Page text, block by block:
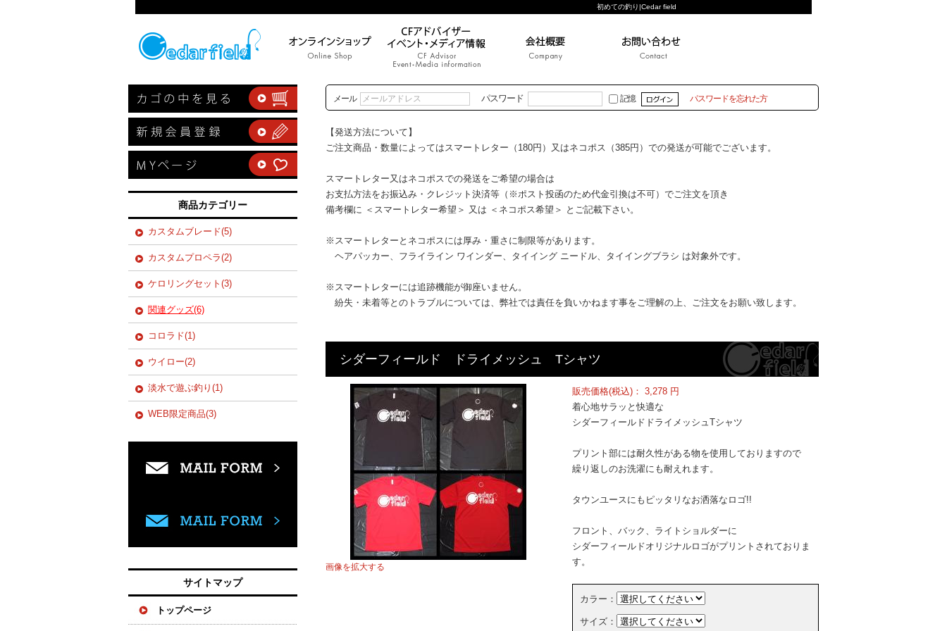
初めての釣り|Cedar field
商品カテゴリー
カスタムブレード(5)
カスタムプロペラ(2)
ケロリングセット(3)
関連グッズ(6)
コロラド(1)
ウイロー(2)
淡水で遊ぶ釣り(1)
WEB限定商品(3)
サイトマップ
トップページ
メール パスワード 記憶 パスワードを忘れた方
【発送方法について】
ご注文商品・数量によってはスマートレター（180円）又はネコポス（385円）での発送が可能でございます。
スマートレター又はネコポスでの発送をご希望の場合は
お支払方法をお振込み・クレジット決済等（※ポスト投函のため代金引換は不可）でご注文を頂き
備考欄に ＜スマートレター希望＞ 又は ＜ネコポス希望＞ とご記載下さい。
※スマートレターとネコポスには厚み・重さに制限等があります。
ヘアパッカー、フライライン ワインダー、タイイング ニードル、タイイングブラシ は対象外です。
※スマートレターには追跡機能が御座いません。
紛失・未着等とのトラブルについては、弊社では責任を負いかねます事をご理解の上、ご注文をお願い致します。
シダーフィールド ドライメッシュ Tシャツ
画像を拡大する
販売価格(税込)： 3,278 円
着心地サラッと快適な
シダーフィールドドライメッシュTシャツ
プリント部には耐久性がある物を使用しておりますので
繰り返しのお洗濯にも耐えれます。
タウンユースにもピッタリなお洒落なロゴ!!
フロント、バック、ライトショルダーに
シダーフィールドオリジナルロゴがプリントされておりま
す。
カラー：
サイズ：